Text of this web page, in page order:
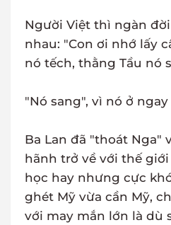
Người Việt thì ngàn
nhau: "Con ơi nhớ lấy
nó tếch, thằng Tầu nó
"Nó sang", vì nó ở
Ba Lan đã "thoát Nga"
hãnh trở về với thế
học hay nhưng cực
ghét Mỹ vừa cần Mỹ,
với may mắn lớn là dù